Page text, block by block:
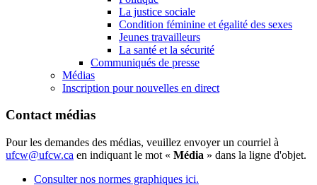
La justice sociale
Condition féminine et égalité des sexes
Jeunes travailleurs
La santé et la sécurité
Communiqués de presse
Médias
Inscription pour nouvelles en direct
Contact médias
Pour les demandes des médias, veuillez envoyer un courriel à
ufcw@ufcw.ca en indiquant le mot « Média » dans la ligne d'objet.
Consulter nos normes graphiques ici.